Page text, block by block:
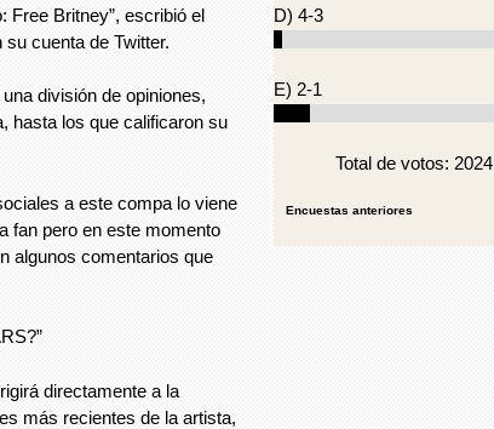
Free Britney”, escribió el
cuenta de Twitter.
división de opiniones,
hasta los que calificaron su
a este compa lo viene
fan pero en este momento
algunos comentarios que
directamente a la
más recientes de la artista,
D) 4-3
E) 2-1
Total de votos: 2024
Encuestas anteriores